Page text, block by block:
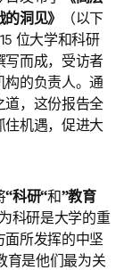
洞见》
（以下
位大学和科研
写而成，受访者
构的负责人。通
道，这份报告全
住机遇，促进大
“科研“和”教育
科研是大学的重
所发挥的中坚
育是他们最为关